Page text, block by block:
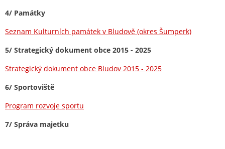
4/ Památky
Seznam Kulturních památek v Bludově (okres Šumperk)
5/ Strategický dokument obce 2015 - 2025
Strategický dokument obce Bludov 2015 - 2025
6/ Sportoviště
Program rozvoje sportu
7/ Správa majetku